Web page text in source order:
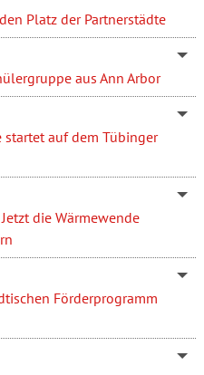
Platz der Partnerstädte
aus Ann Arbor
startet auf dem Tübinger
die Wärmewende
Förderprogramm